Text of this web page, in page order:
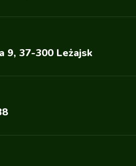
9, 37-300 Leżajsk